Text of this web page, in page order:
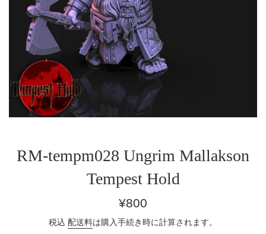
RM-tempm028 Ungrim Mallakson
Tempest Hold
通
価
¥800
税込 配送料は購入手続き時に計算されます。